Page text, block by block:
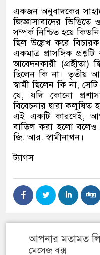
একজন অনুবাদকের
জিজ্ঞাসাবাদের
সম্পর্ক নিশ্চিত হয়ে
ছিল উল্লেখ করে
একমাত্র প্রাসঙ্গিক
আবেদনকারী (গ্রহীতা)
ছিলেন কি না। তৃতীয়
স্বামী ছিলেন কি না,
যে, যদি কোনো
বিবেচনার দ্বারা
এই একটি কারণেই,
বাতিল করা হলো বলেও
জি. আর. স্বামীনাথন।
ট্যাগস
আপনার মতামত
মেসেজ বক্স